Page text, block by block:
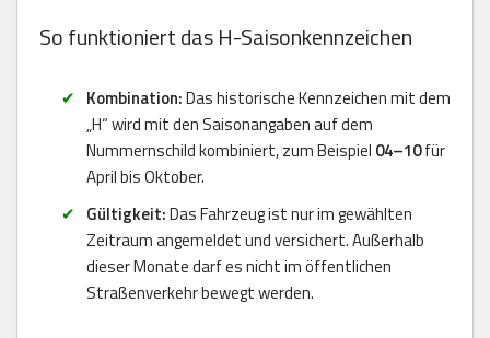
So funktioniert das H-Saisonkennzeichen
Kombination:Das historische Kennzeichen mit dem
„H“ wird mit den Saisonangaben auf dem
Nummernschild kombiniert, zum Beispiel 04–10für
April bis Oktober.
Gültigkeit:Das Fahrzeug ist nur im gewählten
Zeitraum angemeldet und versichert. Außerhalb
dieser Monate darf es nicht im öffentlichen
Straßenverkehr bewegt werden.